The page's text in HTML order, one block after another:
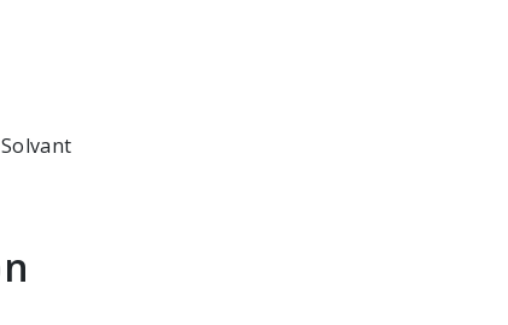
Solvant